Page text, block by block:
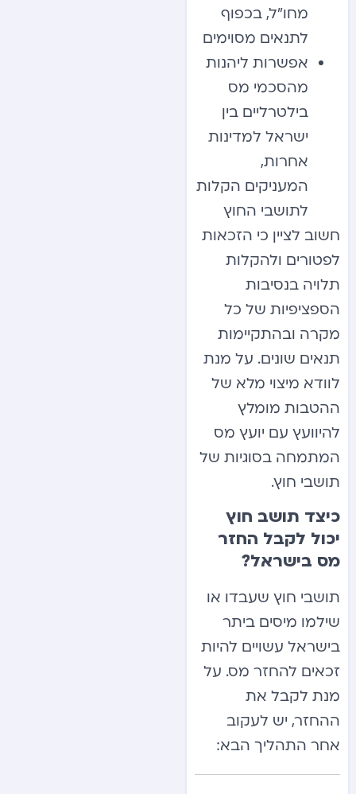
מחו”ל, בכפוף
לתנאים מסוימים
אפשרות ליהנות
מהסכמי מס
בילטרליים בין
ישראל למדינות
אחרות,
המעניקים הקלות
לתושבי החוץ
חשוב לציין כי הזכאות
לפטורים ולהקלות
תלויה בנסיבות
הספציפיות של כל
מקרה ובהתקיימות
תנאים שונים. על מנת
לוודא מיצוי מלא של
ההטבות מומלץ
להיוועץ עם יועץ מס
המתמחה בסוגיות של
תושבי חוץ.
כיצד תושב חוץ
יכול לקבל החזר
מס בישראל?
תושבי חוץ שעבדו או
שילמו מיסים ביתר
בישראל עשויים להיות
זכאים להחזר מס. על
מנת לקבל את
ההחזר, יש לעקוב
אחר התהליך הבא: